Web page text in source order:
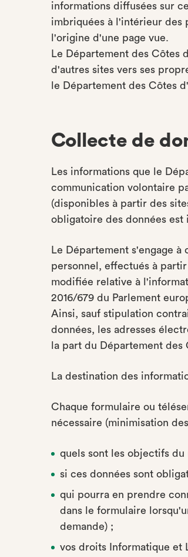
informations diffusées sur
imbriquées à l'intérieur des
l'origine d'une page vue.
Le Département des Côtes
d'autres sites vers ses
le Département des Côtes
Collecte de
Les informations que le
communication volontaire
(disponibles à partir des
obligatoire des données
Le Département s'engage
personnel, effectués à
modifiée relative à
2016/679 du Parlement
Ainsi, sauf stipulation
données, les adresses
la part du Département des
La destination des
Chaque formulaire ou
nécessaire (minimisation
quels sont les objectifs
si ces données sont
qui pourra en prendre
dans le formulaire
demande) ;
vos droits Informatique et